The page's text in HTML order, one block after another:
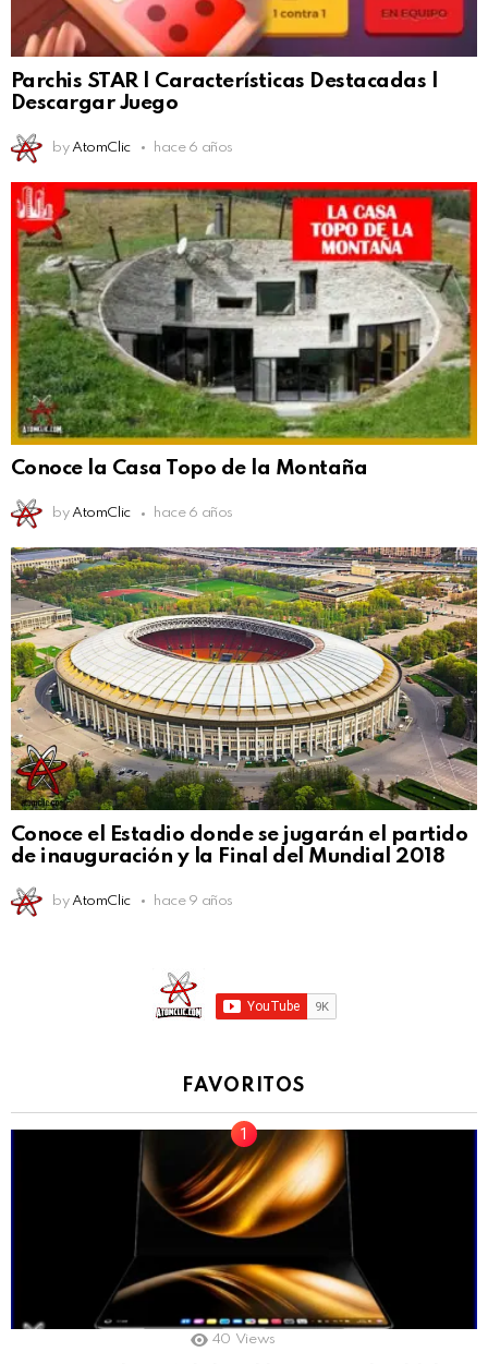
Parchis STAR | Características Destacadas |
Descargar Juego
by AtomClic hace 6 años
Conoce la Casa Topo de la Montaña
by AtomClic hace 6 años
Conoce el Estadio donde se jugarán el partido
de inauguración y la Final del Mundial 2018
by AtomClic hace 9 años
FAVORITOS
40 Views